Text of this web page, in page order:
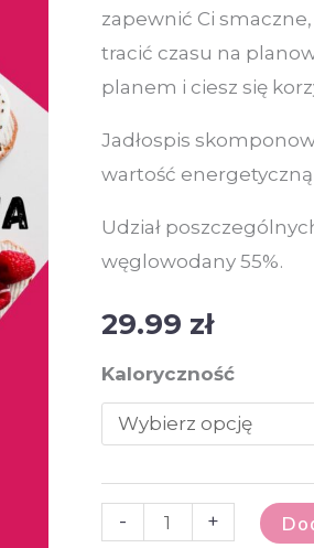
zapewnić Ci
tracić czasu na
planem i ciesz się
Jadłospis
wartość
Udział
węglowodany 55%.
29.99 zł
Kaloryczność
-
lekkostrawna
–
gotowy
+